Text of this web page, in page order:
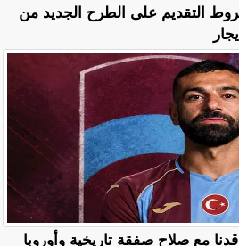
شروط التقديم على الطرح الجديد من
مع صلاح صفقة تاريخية وأوروبا